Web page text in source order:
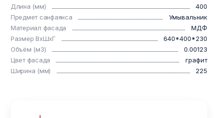
Длина (мм)
400
Предмет санфаянса
Умывальник
Материал фасада
МДФ
Размер ВхШхГ
640*400*230
Объём (м3)
0.00123
Цвет фасада
графит
Ширина (мм)
225